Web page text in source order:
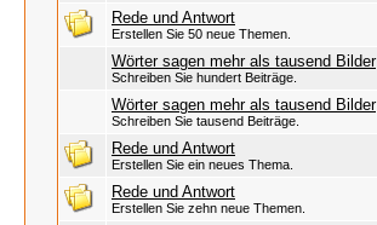
Rede und Antwort
Erstellen Sie 50 neue Themen.
Wörter sagen mehr als tausend Bilder
Schreiben Sie hundert Beiträge.
Wörter sagen mehr als tausend Bilder
Schreiben Sie tausend Beiträge.
Rede und Antwort
Erstellen Sie ein neues Thema.
Rede und Antwort
Erstellen Sie zehn neue Themen.